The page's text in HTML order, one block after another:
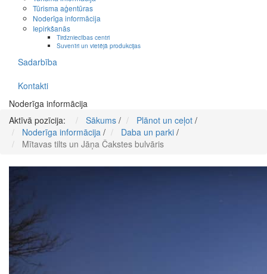
Tūrisma aģentūras
Noderīga informācija
Iepirkšanās
Tirdzniecības centri
Suvenīri un vietējā produkcijas
Sadarbība
Kontakti
Noderīga informācija
Aktīvā pozīcija:
Sākums / Plānot un ceļot /
Noderīga informācija / Daba un parki /
Mītavas tilts un Jāņa Čakstes bulvāris